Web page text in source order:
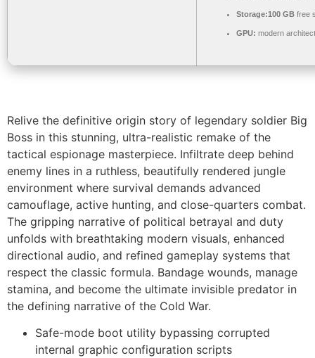
Storage:100 GB free
GPU: modern
Relive the definitive origin story of legendary soldier Big
Boss in this stunning, ultra-realistic remake of the
tactical espionage masterpiece. Infiltrate deep behind
enemy lines in a ruthless, beautifully rendered jungle
environment where survival demands advanced
camouflage, active hunting, and close-quarters combat.
The gripping narrative of political betrayal and duty
unfolds with breathtaking modern visuals, enhanced
directional audio, and refined gameplay systems that
respect the classic formula. Bandage wounds, manage
stamina, and become the ultimate invisible predator in
the defining narrative of the Cold War.
Safe-mode boot utility bypassing corrupted
internal graphic configuration scripts